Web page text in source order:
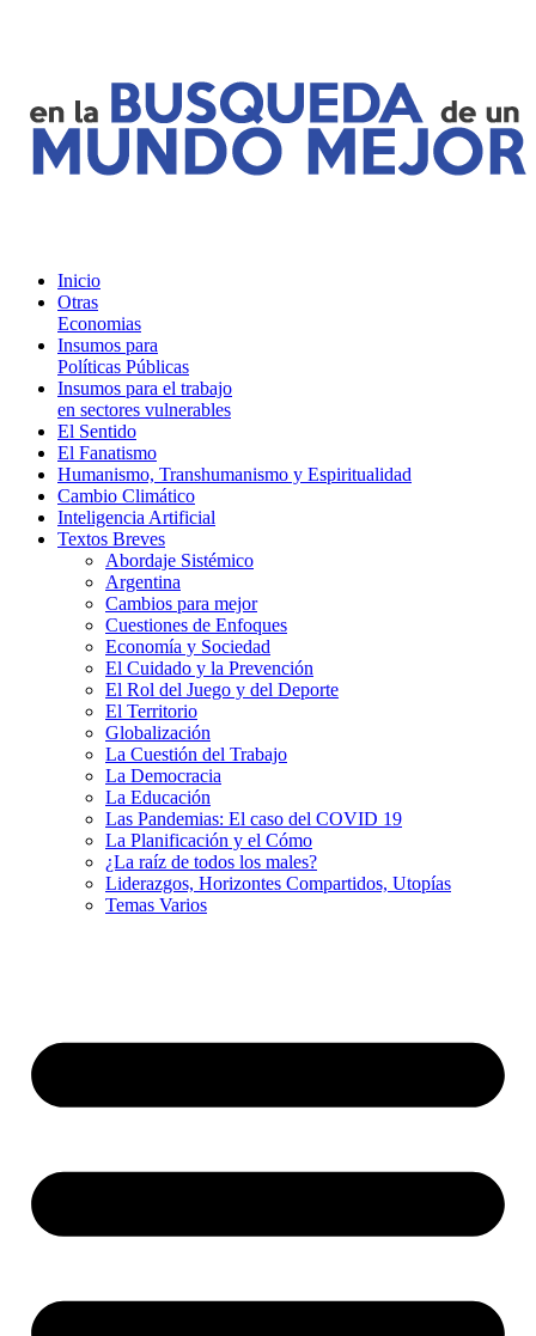
Inicio
Otras
Economias
Insumos para
Políticas Públicas
Insumos para el trabajo
en sectores vulnerables
El Sentido
El Fanatismo
Humanismo, Transhumanismo y Espiritualidad
Cambio Climático
Inteligencia Artificial
Textos Breves
Abordaje Sistémico
Argentina
Cambios para mejor
Cuestiones de Enfoques
Economía y Sociedad
El Cuidado y la Prevención
El Rol del Juego y del Deporte
El Territorio
Globalización
La Cuestión del Trabajo
La Democracia
La Educación
Las Pandemias: El caso del COVID 19
La Planificación y el Cómo
¿La raíz de todos los males?
Liderazgos, Horizontes Compartidos, Utopías
Temas Varios